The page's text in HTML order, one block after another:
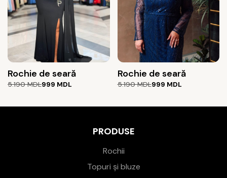
Rochie de seară
5.190MDL
Prețul
999 MDL
Prețul
Rochie de seară
5.190MDL
Prețul
999 MDL
Prețul
PRODUSE
Rochii
Topuri și bluze